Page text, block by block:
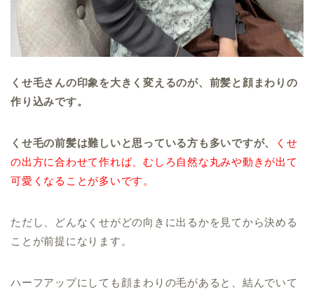
くせ毛さんの印象を大きく変えるのが、前髪と顔まわりの
作り込みです。
くせ毛の前髪は難しいと思っている方も多いですが、
くせ
の出方に合わせて作れば、むしろ自然な丸みや動きが出て
可愛くなることが多いです。
ただし、どんなくせがどの向きに出るかを見てから決める
ことが前提になります。
ハーフアップにしても顔まわりの毛があると、結んでいて